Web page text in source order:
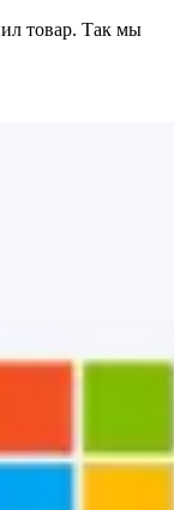
товар. Так мы